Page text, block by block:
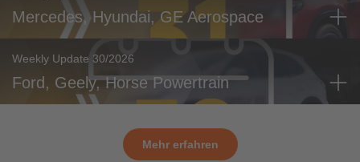
Mercedes, Hyundai, GE Aerospace
Weekly Update 30/2026
Ford, Geely, Horse Powertrain
Mehr erfahren